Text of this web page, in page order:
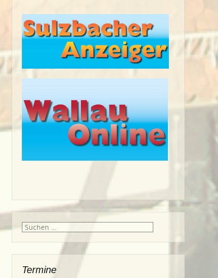
Suche
Termine